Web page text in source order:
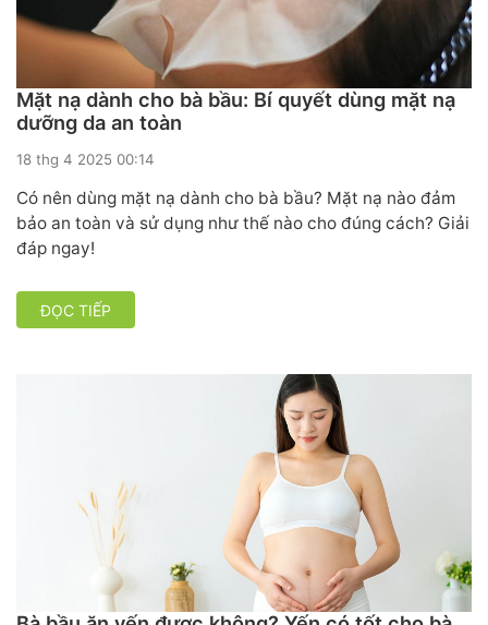
Mặt nạ dành cho bà bầu: Bí quyết dùng mặt nạ
dưỡng da an toàn
18 thg 4 2025 00:14
Có nên dùng mặt nạ dành cho bà bầu? Mặt nạ nào đảm
bảo an toàn và sử dụng như thế nào cho đúng cách? Giải
đáp ngay!
ĐỌC TIẾP